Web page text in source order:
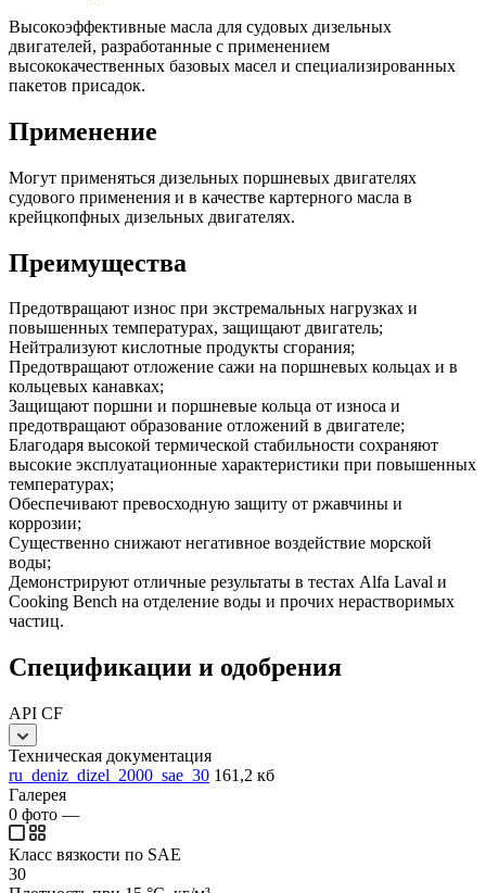
Высокоэффективные масла для судовых дизельных
двигателей, разработанные с применением
высококачественных базовых масел и специализированных
пакетов присадок.
Применение
Могут применяться дизельных поршневых двигателях
судового применения и в качестве картерного масла в
крейцкопфных дизельных двигателях.
Преимущества
Предотвращают износ при экстремальных нагрузках и
повышенных температурах, защищают двигатель;
Нейтрализуют кислотные продукты сгорания;
Предотвращают отложение сажи на поршневых кольцах и в
кольцевых канавках;
Защищают поршни и поршневые кольца от износа и
предотвращают образование отложений в двигателе;
Благодаря высокой термической стабильности сохраняют
высокие эксплуатационные характеристики при повышенных
температурах;
Обеспечивают превосходную защиту от ржавчины и
коррозии;
Существенно снижают негативное воздействие морской
воды;
Демонстрируют отличные результаты в тестах Alfa Laval и
Cooking Bench на отделение воды и прочих нерастворимых
частиц.
Спецификации и одобрения
API CF
Техническая документация
ru_deniz_dizel_2000_sae_30 161,2 кб
Галерея
0 фото —
Класс вязкости по SAE
30